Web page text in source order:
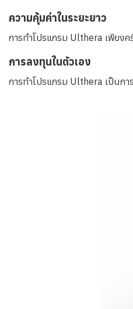
ความคุ้มค่าในระยะยาว
การทำโปรแกรม Ulthera เพียง
การลงทุนในตัวเอง
การทำโปรแกรม Ulthera เป็นก